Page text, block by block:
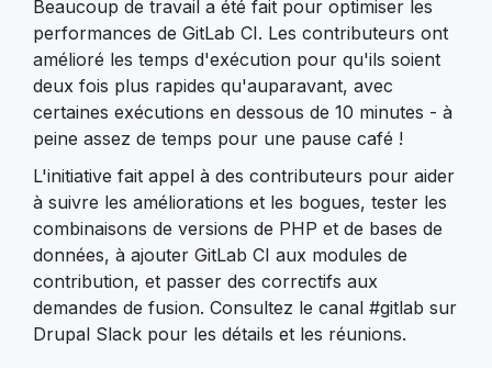
Beaucoup de travail a été fait pour optimiser les
performances de GitLab CI. Les contributeurs ont
amélioré les temps d'exécution pour qu'ils soient
deux fois plus rapides qu'auparavant, avec
certaines exécutions en dessous de 10 minutes - à
peine assez de temps pour une pause café !
L'initiative fait appel à des contributeurs pour aider
à suivre les améliorations et les bogues, tester les
combinaisons de versions de PHP et de bases de
données, à ajouter GitLab CI aux modules de
contribution, et passer des correctifs aux
demandes de fusion. Consultez le canal #gitlab sur
Drupal Slack pour les détails et les réunions.